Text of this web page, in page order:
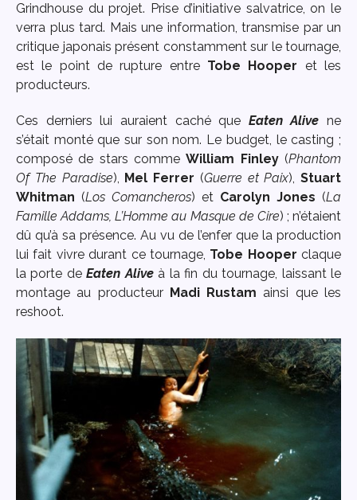
Grindhouse du projet. Prise d’initiative salvatrice, on le
verra plus tard. Mais une information, transmise par un
critique japonais présent constamment sur le tournage,
est le point de rupture entre Tobe Hooper et les
producteurs.
Ces derniers lui auraient caché que Eaten Alive ne
s’était monté que sur son nom. Le budget, le casting ;
composé de stars commeWilliam Finley(Phantom
Of The Paradise), Mel Ferrer (Guerre et Paix), Stuart
Whitman (Los Comancheros) et Carolyn Jones (La
Famille Addams, L’Homme au Masque de Cire) ; n’étaient
dû qu’à sa présence. Au vu de l’enfer que la production
lui fait vivre durant ce tournage, Tobe Hooper claque
la porte deEaten Aliveà la fin du tournage, laissant le
montage au producteur Madi Rustam ainsi que les
reshoot.